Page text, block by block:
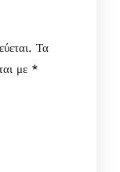
Τα
με *